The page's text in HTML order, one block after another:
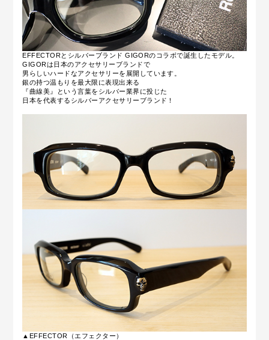
EFFECTORとシルバーブランド GIGORのコラボで誕生したモデル。
GIGORは日本のアクセサリーブランドで
男らしいハードなアクセサリーを展開しています。
銀の持つ温もりを最大限に表現出来る
『曲線美』という言葉をシルバー業界に投じた
日本を代表するシルバーアクセサリーブランド！
▲EFFECTOR（エフェクター）